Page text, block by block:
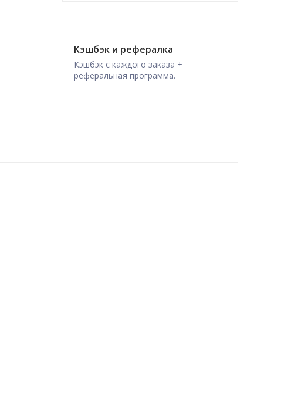
Кэшбэк и рефералка
Кэшбэк с каждого заказа +
реферальная программа.